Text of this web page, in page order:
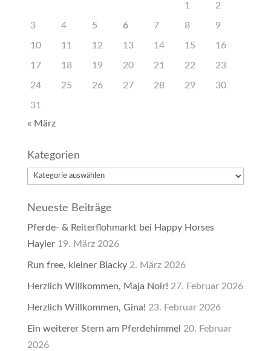
1 2
3 4 5 6 7 8 9
10 11 12 13 14 15 16
17 18 19 20 21 22 23
24 25 26 27 28 29 30
31
« März
Kategorien
Kategorien
Neueste Beiträge
Pferde- & Reiterflohmarkt bei Happy Horses
Hayler 19. März 2026
Run free, kleiner Blacky 2. März 2026
Herzlich Willkommen, Maja Noir! 27. Februar 2026
Herzlich Willkommen, Gina! 23. Februar 2026
Ein weiterer Stern am Pferdehimmel 20. Februar
2026